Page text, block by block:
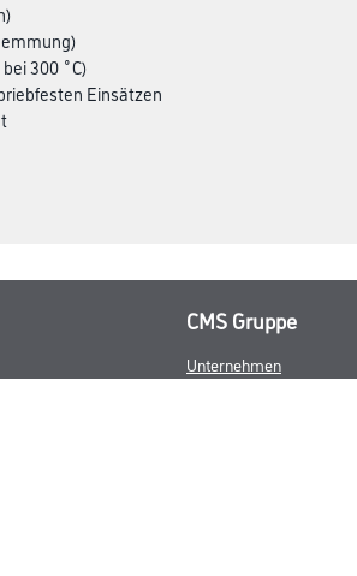
300 ˚C)
Einsätzen
CMS Gruppe
Unternehmen